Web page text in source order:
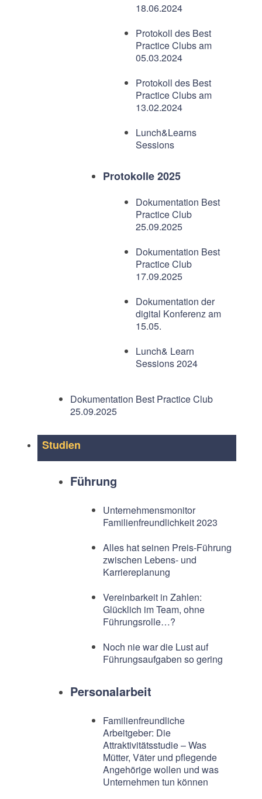
18.06.2024
Protokoll des Best
Practice Clubs am
05.03.2024
Protokoll des Best
Practice Clubs am
13.02.2024
Lunch&Learns
Sessions
Protokolle 2025
Dokumentation Best
Practice Club
25.09.2025
Dokumentation Best
Practice Club
17.09.2025
Dokumentation der
digital Konferenz am
15.05.
Lunch& Learn
Sessions 2024
Dokumentation Best Practice Club
25.09.2025
Studien
Führung
Unternehmensmonitor
Familienfreundlichkeit 2023
Alles hat seinen Preis-Führung
zwischen Lebens- und
Karriereplanung
Vereinbarkeit in Zahlen:
Glücklich im Team, ohne
Führungsrolle…?
Noch nie war die Lust auf
Führungsaufgaben so gering
Personalarbeit
Familienfreundliche
Arbeitgeber: Die
Attraktivitätsstudie – Was
Mütter, Väter und pflegende
Angehörige wollen und was
Unternehmen tun können